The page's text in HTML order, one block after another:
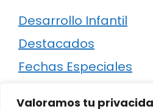
Valoramos tu
Desarrollo Infantil
Destacados
Fechas Especiales